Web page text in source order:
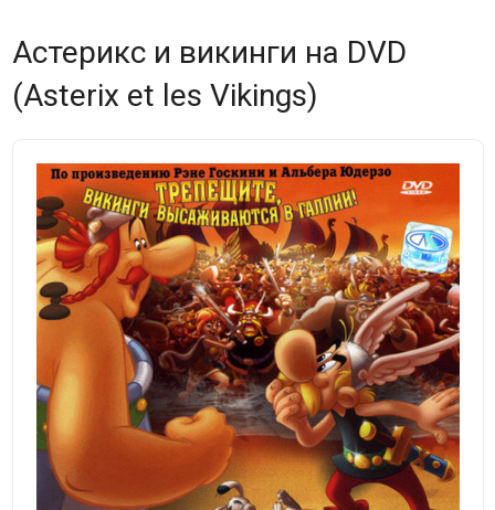
Астерикс и викинги на DVD
(Asterix et les Vikings)